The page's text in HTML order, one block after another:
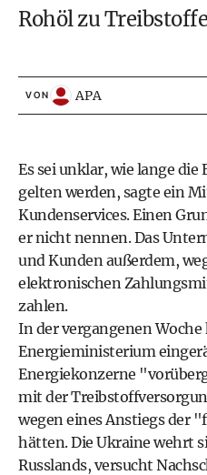
Rohöl zu
VON APA
Es sei unklar, wie lange
gelten werden, sagte ein
Kundenservices. Einen
er nicht nennen. Das
und Kunden außerdem,
elektronischen
zahlen.
In der vergangenen Woche
Energieministerium
Energiekonzerne
mit der
wegen eines Anstiegs der
hätten. Die Ukraine wehrt
Russlands, versucht